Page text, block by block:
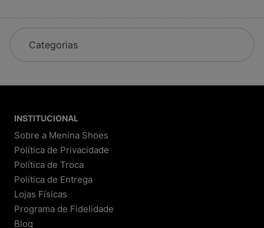
Categorias
INSTITUCIONAL
Sobre a Menina Shoes
Política de Privacidade
Política de Troca
Política de Entrega
Lojas Físicas
Programa de Fidelidade
Blog